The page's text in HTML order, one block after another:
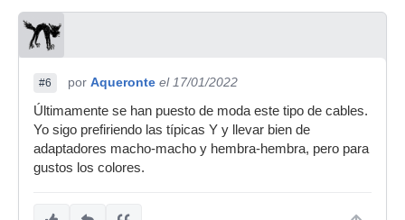
#6 por Aqueronte el 17/01/2022
Últimamente se han puesto de moda este tipo de cables.
Yo sigo prefiriendo las típicas Y y llevar bien de
adaptadores macho-macho y hembra-hembra, pero para
gustos los colores.